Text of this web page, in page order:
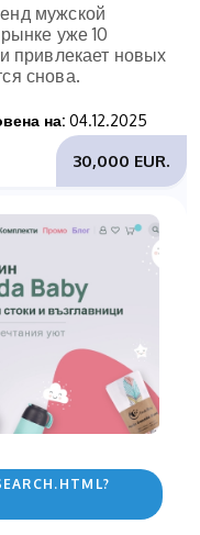
мужской
уже 10
привлекает новых
снова.
на: 04.12.2025
30,000 EUR.